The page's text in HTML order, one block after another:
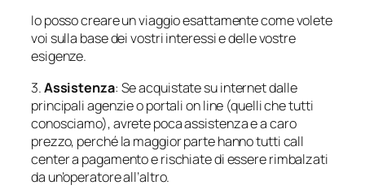
Io posso creare un viaggio esattamente come volete
voi sulla base dei vostri interessi e delle vostre
esigenze.
3.Assistenza: Se acquistate su internet dalle
principali agenzie o portali on line (quelli che tutti
conosciamo), avrete poca assistenza e a caro
prezzo, perché la maggior parte hanno tutti call
center a pagamento e rischiate di essere rimbalzati
da un’operatore all’altro.